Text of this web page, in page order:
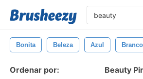
Bonita Beleza Azul Branco
Ordenar por: Beauty